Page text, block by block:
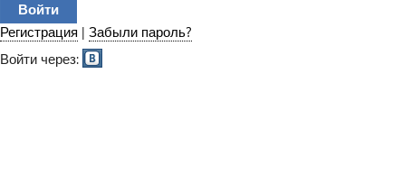
Регистрация | Забыли пароль?
Войти через: